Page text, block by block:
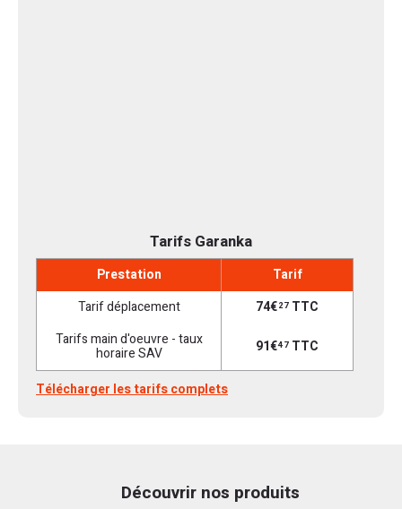
Tarifs Garanka
Prestation
Tarif
Tarif déplacement
74€27 TTC
Tarifs main d'oeuvre - taux
horaire SAV 91€47 TTC
Télécharger les tarifs complets
Découvrir nos produits